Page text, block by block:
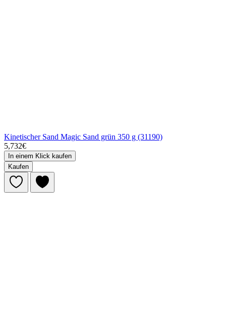
Kinetischer Sand Magic Sand grün 350 g (31190)
5,732€
In einem Klick kaufen
Kaufen